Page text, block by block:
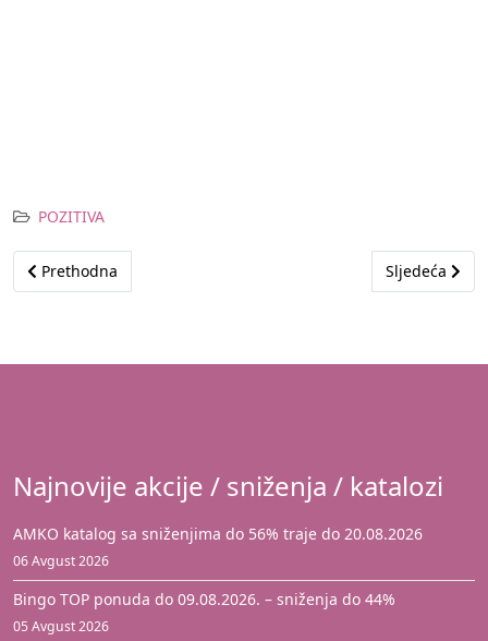
POZITIVA
Prethodni članak: FIS proveo akciju pošumljavanja „Zeleno
Prethodna Sljedeći
Sljedeća
Najnovije akcije / sniženja / katalozi
AMKO katalog sa sniženjima do 56% traje do 20.08.2026
06 Avgust 2026
Bingo TOP ponuda do 09.08.2026. – sniženja do 44%
05 Avgust 2026